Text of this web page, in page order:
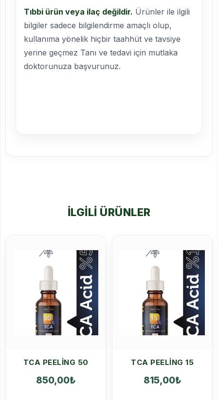
Tıbbi ürün veya ilaç değildir. Ürünler ile ilgili
bilgiler sadece bilgilendirme amaçlı olup,
kullanıma yönelik hiçbir taahhüt ve tavsiye
yerine geçmez Tanı ve tedavi için mutlaka
doktorunuza başvurunuz.
İLGILI ÜRÜNLER
TCA PEELING 50
850,00₺
TCA PEELING 15
815,00₺